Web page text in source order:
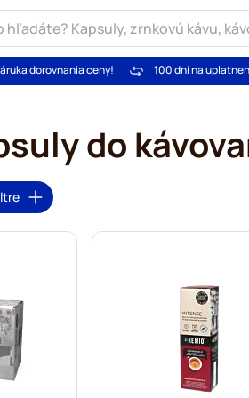
dorovnania ceny! 100 dní na
do